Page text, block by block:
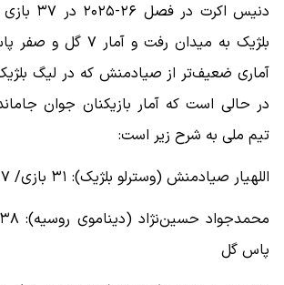
دنیس اکرت
بلژیک به میدان رفت و
آماری ضعیف‌تر از صیادمنش که در لیگ
در حالی است که آمار بازیکنان جوان
تیم ملی به شرح زیر است:
اللهیار صیادمنش (وسترلو بلژیک): ۳۱ بازی/ ۷ گل و ۵ پاس گل
پاس گل